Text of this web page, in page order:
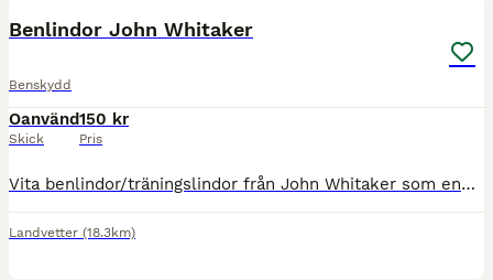
Benlindor John Whitaker
Benskydd
Oanvänd
Skick
150 kr
Pris
Vita benlindor/träningslindor från John Whitaker som endast är provade 1 gång och därför i nyskick.
Landvetter (18.3km)